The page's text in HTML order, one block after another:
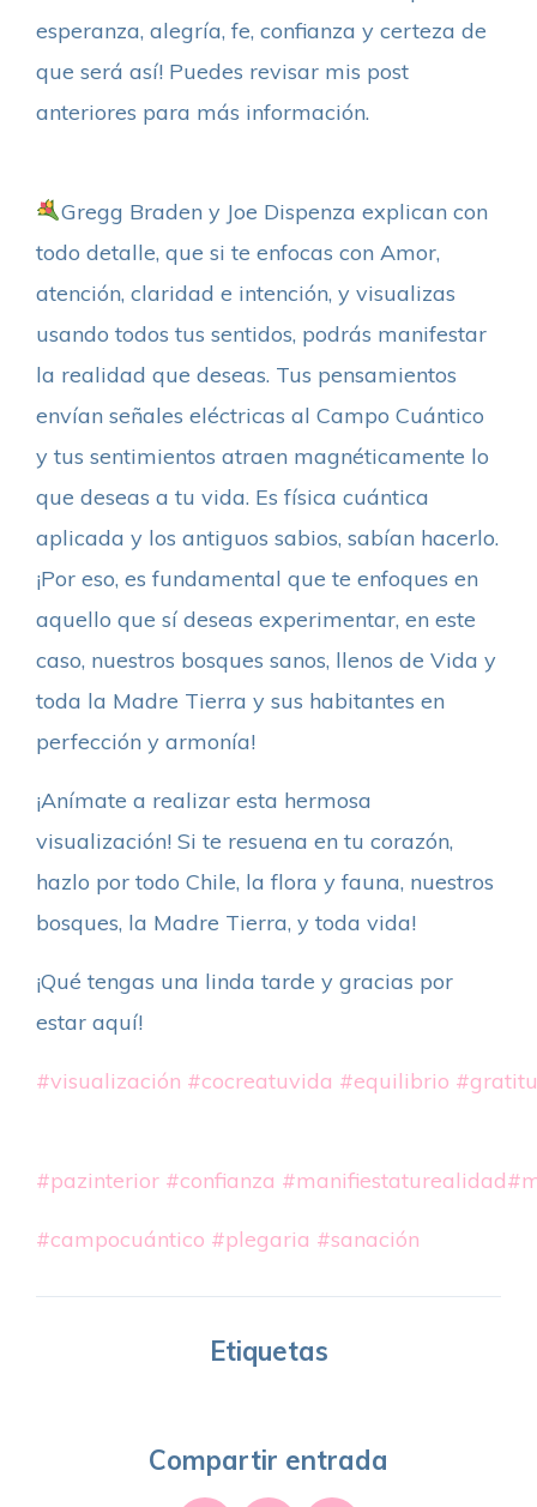
esperanza, alegría, fe, confianza y certeza de
que será así! Puedes revisar mis post
anteriores para más información.
Gregg Braden y Joe Dispenza explican con
todo detalle, que si te enfocas con Amor,
atención, claridad e intención, y visualizas
usando todos tus sentidos, podrás manifestar
la realidad que deseas. Tus pensamientos
envían señales eléctricas al Campo Cuántico
y tus sentimientos atraen magnéticamente lo
que deseas a tu vida. Es física cuántica
aplicada y los antiguos sabios, sabían hacerlo.
¡Por eso, es fundamental que te enfoques en
aquello que sí deseas experimentar, en este
caso, nuestros bosques sanos, llenos de Vida y
toda la Madre Tierra y sus habitantes en
perfección y armonía!
¡Anímate a realizar esta hermosa
visualización! Si te resuena en tu corazón,
hazlo por todo Chile, la flora y fauna, nuestros
bosques, la Madre Tierra, y toda vida!
¡Qué tengas una linda tarde y gracias por
estar aquí!
#visualización #cocreatuvida #equilibrio
#pazinterior #confianza #manifiestaturealidad
#campocuántico #plegaria #sanación
Etiquetas
Compartir entrada